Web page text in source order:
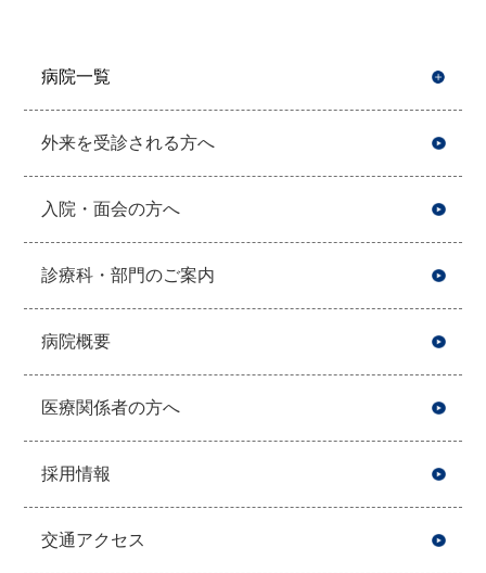
病院一覧
外来を受診される方へ
入院・面会の方へ
診療科・部門のご案内
病院概要
医療関係者の方へ
採用情報
交通アクセス